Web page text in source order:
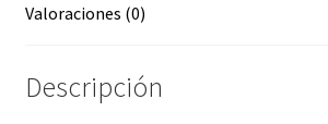
Valoraciones (0)
Descripción